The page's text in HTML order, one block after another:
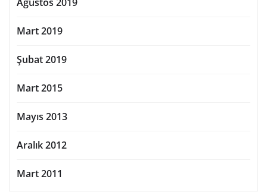
Mart 2019
Şubat 2019
Mart 2015
Mayıs 2013
Aralık 2012
Mart 2011